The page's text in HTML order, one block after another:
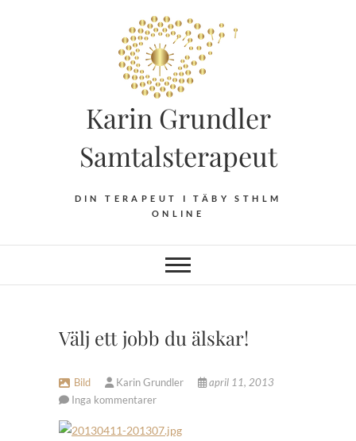
Karin Grundler
Samtalsterapeut
DIN TERAPEUT I TÄBY STHLM
ONLINE
Välj ett jobb du älskar!
Bild Karin Grundler
april 11, 2013
Inga kommentarer